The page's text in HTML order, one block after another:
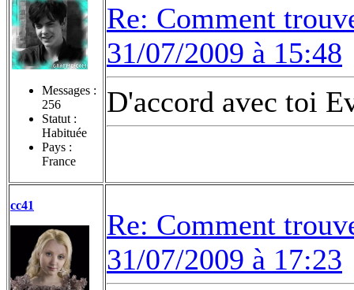
Messages :
256
Statut :
Habituée
Pays :
France
Re: Comment
31/07/2009 à 15:48
D'accord avec toi
cc41
Re: Comment
31/07/2009 à 17:23